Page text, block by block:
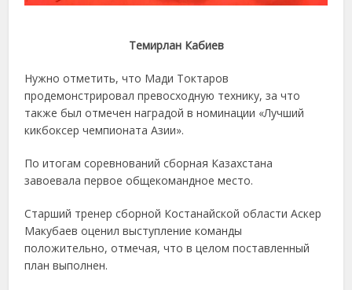
Темирлан Кабиев
Нужно отметить, что Мади Токтаров
продемонстрировал превосходную технику, за что
также был отмечен наградой в номинации «Лучший
кикбоксер чемпионата Азии».
По итогам соревнований сборная Казахстана
завоевала первое общекомандное место.
Старший тренер сборной Костанайской области Аскер
Макубаев оценил выступление команды
положительно, отмечая, что в целом поставленный
план выполнен.